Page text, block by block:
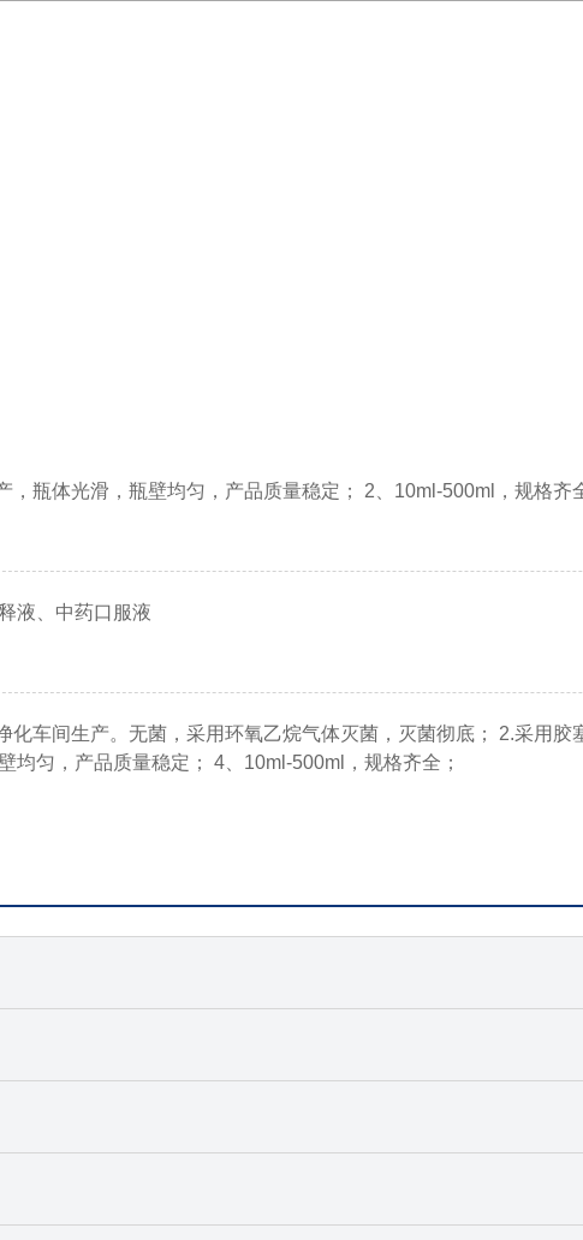
，瓶体光滑，瓶壁均匀，产品质量稳定； 2、10ml-500ml，规格齐
液、中药口服液
化车间生产。无菌，采用环氧乙烷气体灭菌，灭菌彻底； 2.采用胶
均匀，产品质量稳定； 4、10ml-500ml，规格齐全；